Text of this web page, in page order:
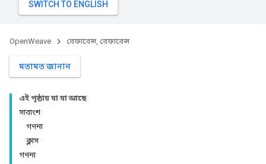
OpenWeave রেফারেন্স, রেফারেন্স
মতামত জানান
এই পৃষ্ঠায় যা যা আছে
সারাংশ
গণনা
ক্লাস
গণনা